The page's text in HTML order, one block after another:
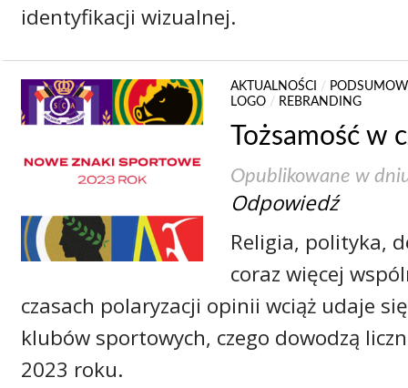
identyfikacji wizualnej.
AKTUALNOŚCI /
LOGO/ REBRANDING
Tożsamość w
Opublikowane w
Odpowiedź
Religia, polityka,
coraz więcej
czasach polaryzacji opinii wciąż udaje
klubów sportowych, czego dowodzą
2023 roku.